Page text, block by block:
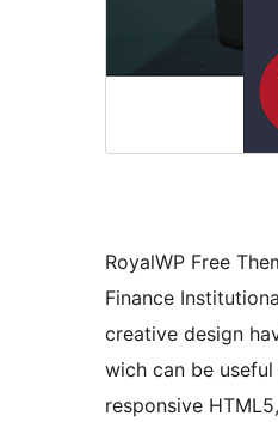
RoyalWP Free
Finance
creative design
wich can be
responsive